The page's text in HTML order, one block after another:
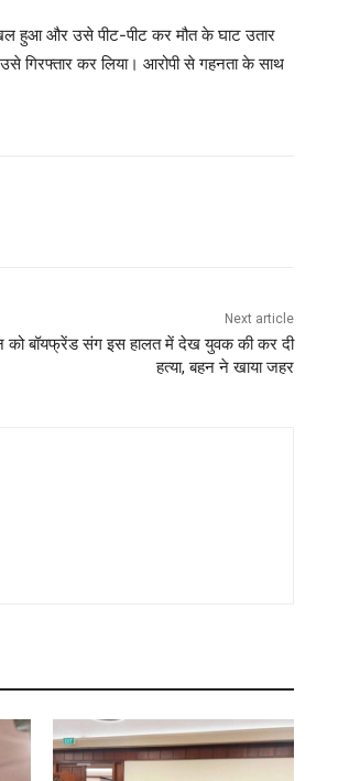
हुआ और उसे पीट-पीट कर मौत के घाट उतार
गिरफ्तार कर लिया। आरोपी से गहनता के साथ
Next article
को बॉयफ्रेंड संग इस हालत में देख युवक की कर दी
हत्या, बहन ने खाया जहर